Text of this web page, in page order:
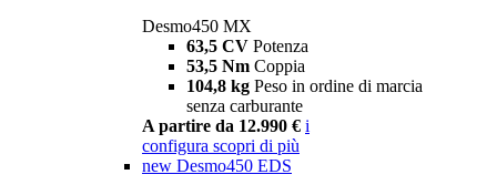
Desmo450 MX
63,5 CV Potenza
53,5 Nm Coppia
104,8 kg Peso in ordine di marcia
senza carburante
A partire da 12.990 € i
configura scopri di più
new Desmo450 EDS